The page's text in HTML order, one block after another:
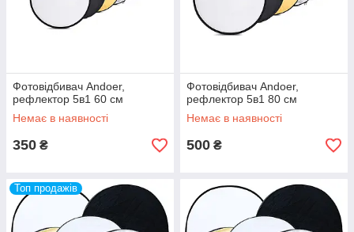
Фотовідбивач Andoer,
рефлектор 5в1 60 см
Немає в наявності
350 ₴
Фотовідбивач Andoer,
рефлектор 5в1 80 см
Немає в наявності
500 ₴
Топ продажів